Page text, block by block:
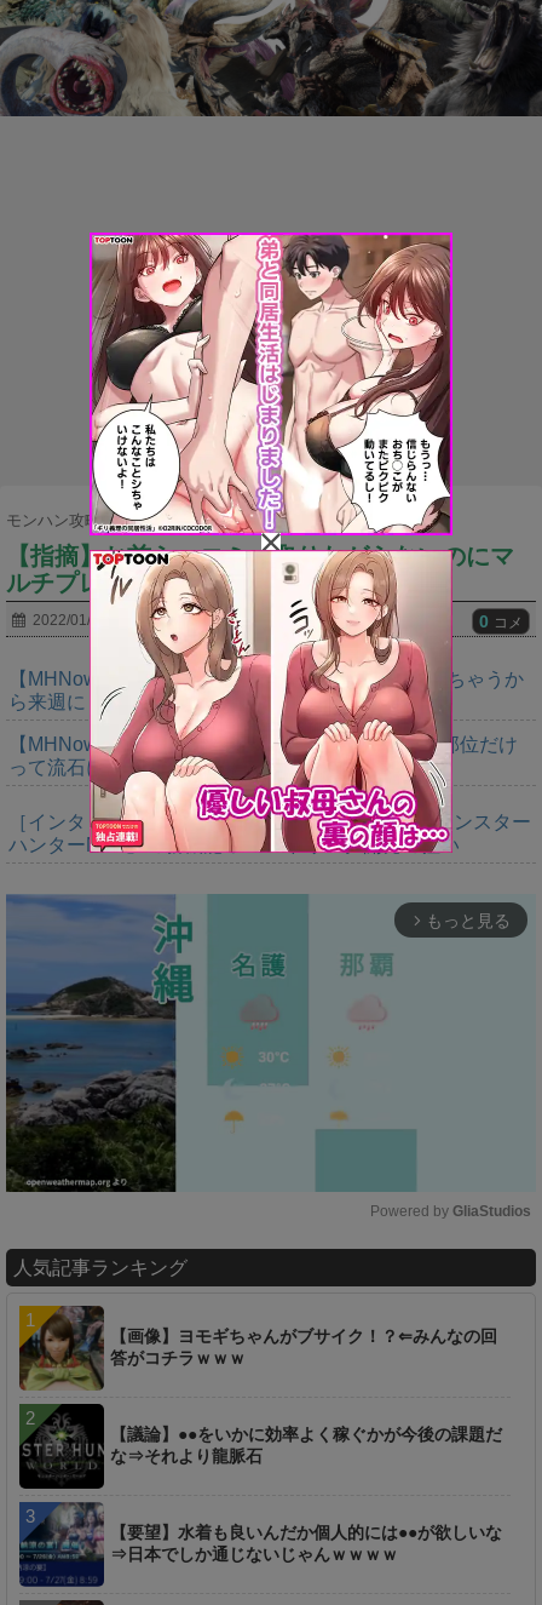
モンハン攻略まとめ隊 > マルチプレイ >
【指摘】お前ら、コミュ取りたがらないのにマ
ルチプレイ大好きだよねwwwwwwww
2022/01/31 0 コメ
【MHNow】トラッカーとか今週増量なんか。溢れちゃうか
ら来週にして欲しいわ何狩れいうねん
【MHNow】150回は錬成してダブルインパクト２部位だけ
って流石に泣けてくる
［インタビュー］距離を超えて，一緒に狩る。「モンスター
ハンターNow」の新機能 フレンドリンク開発の狙い
arrow_forward_ios もっと見る
u
e
Powered by GliaStudios
人気記事ランキング
【画像】ヨモギちゃんがブサイク！？⇐みんなの回
答がコチラｗｗｗ
【議論】●●をいかに効率よく稼ぐかが今後の課題だ
な⇒それより龍脈石
【要望】水着も良いんだか個人的には●●が欲しいな
⇒日本でしか通じないじゃんｗｗｗｗ